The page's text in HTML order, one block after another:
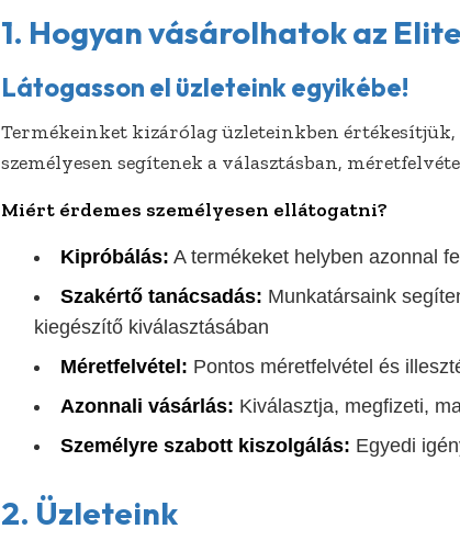
1. Hogyan vásárolhatok az
Látogasson el üzleteink egyikébe!
Termékeinket kizárólag üzleteinkben
személyesen segítenek a választásban,
Miért érdemes személyesen ellátogatni?
Kipróbálás: A termékeket helyben azonnal
Szakértő tanácsadás: Munkatársaink
kiegészítő kiválasztásában
Méretfelvétel: Pontos méretfelvétel és
Azonnali vásárlás: Kiválasztja, megfizeti,
Személyre szabott kiszolgálás: Egyedi
2. Üzleteink